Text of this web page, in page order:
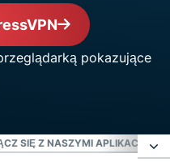
SIĘ Z NASZYMI APLIKACJAMI